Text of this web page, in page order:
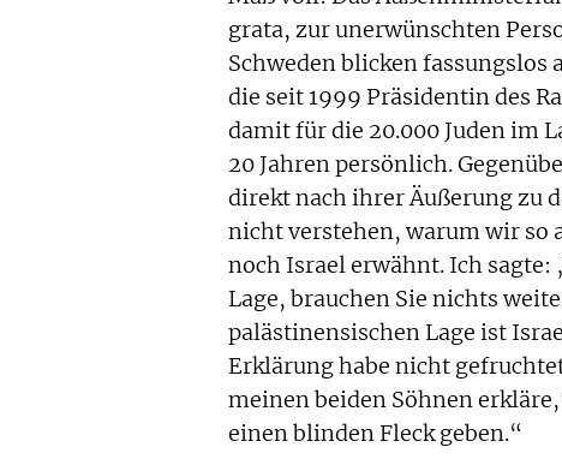
grata, zur unerwünschten
Schweden blicken
die seit 1999 Präsidentin des
damit für die 20.000 Juden im
20 Jahren persönlich.
direkt nach ihrer Äußerung zu
nicht verstehen, warum wir so
noch Israel erwähnt. Ich sagte:
Lage, brauchen Sie nichts
palästinensischen Lage ist
Erklärung habe nicht
meinen beiden Söhnen
einen blinden Fleck geben.“